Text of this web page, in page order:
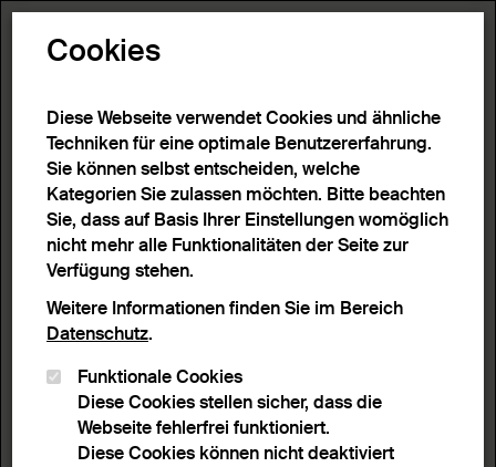
Cookies
Diese Webseite verwendet Cookies und ähnliche
Techniken für eine optimale Benutzererfahrung.
Sie können selbst entscheiden, welche
Kategorien Sie zulassen möchten. Bitte beachten
Sie, dass auf Basis Ihrer Einstellungen womöglich
nicht mehr alle Funktionalitäten der Seite zur
Verfügung stehen.
Weitere Informationen finden Sie im Bereich
Datenschutz.
Funktionale Cookies
Diese Cookies stellen sicher, dass die
Webseite fehlerfrei funktioniert.
Diese Cookies können nicht deaktiviert